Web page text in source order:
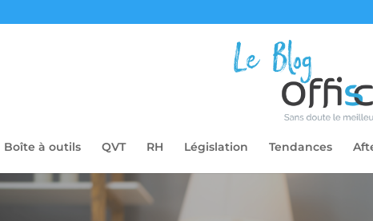
Boîte à outils QVT RH Législation Tendances